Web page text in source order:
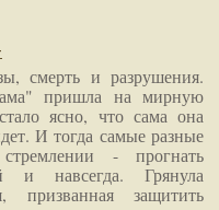
смерть и разрушения.
пришла на мирную
ясно, что сама она
И тогда самые разные
- прогнать
и навсегда. Грянула
призванная защитить